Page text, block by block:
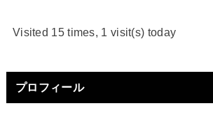
Visited 15 times, 1 visit(s) today
プロフィール